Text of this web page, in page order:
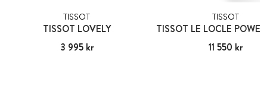
TISSOT
TISSOT LOVELY
Pris :3 995 kr
3 995 kr
TISSOT
Pris:11 550 kr
11 550 kr